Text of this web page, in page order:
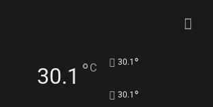
30.1 °C 30.1 °
30.1 °